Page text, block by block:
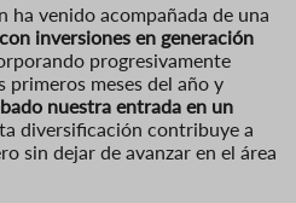
ha venido acompañada de una
inversiones en generación
progresivamente
primeros meses del año y
nuestra entrada en un
diversificación contribuye a
sin dejar de avanzar en el área